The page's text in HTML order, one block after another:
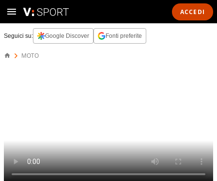
ACCEDI
Seguici su: Google Discover Fonti preferite
MOTO